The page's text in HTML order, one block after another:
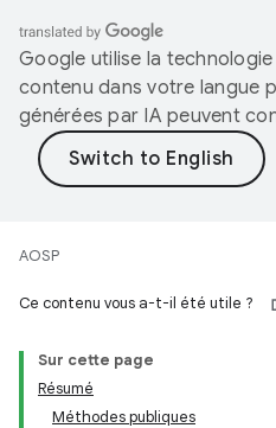
Google utilise la
contenu dans votre langue
générées par IA peuvent
AOSP
Ce contenu vous a-t-il été utile ?
Sur cette page
Résumé
Méthodes publiques